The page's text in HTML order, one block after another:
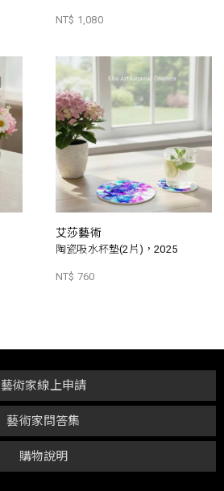
NT$ 1,080
艾莎藝術
陶瓷吸水杯墊(2片)，2025
NT$ 760
購物說明
藝術家問答集
藝術家線上申請